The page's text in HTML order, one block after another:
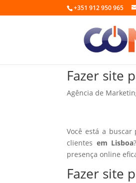
+351 912 950 965
Fazer site
Agência de
Você está a
clientes em Lisboa
presença online
Fazer site